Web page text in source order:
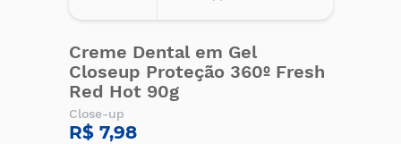
Creme Dental em Gel
Closeup Proteção 360º Fresh
Red Hot 90g
Close-up
R$ 7,98